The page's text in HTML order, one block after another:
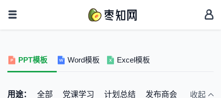
PPT模板 Word模板 Excel模板
用途： 全部 党课学习 计划总结
发布商会
收起